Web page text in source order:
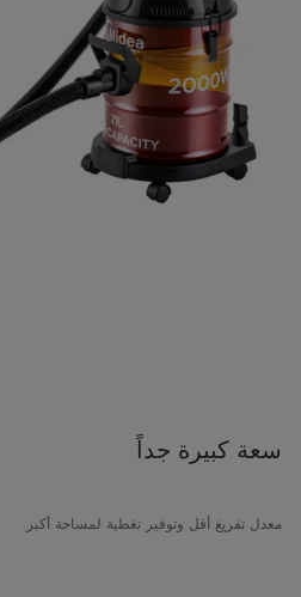
سعة كبيرة جداً
معدل تفريغ أقل وتوفير تغطية لمساحة أكبر